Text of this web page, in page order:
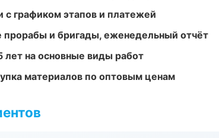
с графиком этапов и платежей
прорабы и бригады, еженедельный отчёт
лет на основные виды работ
материалов по оптовым ценам